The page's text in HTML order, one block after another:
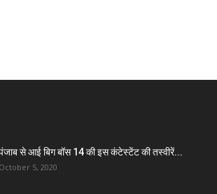
से आई बिग बॉस 14 की इस कंटेस्टेंट की तस्वीरें...
October 5, 2020